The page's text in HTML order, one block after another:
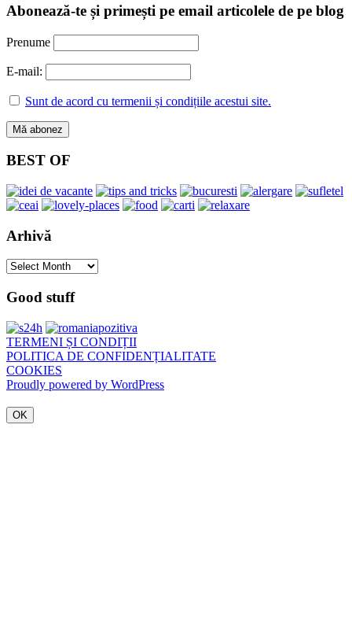
Abonează-te și primești pe email articolele de pe blog
Prenume
E-mail:
Sunt de acord cu termenii și condițiile acestui site.
BEST OF
Arhivă
Arhivă
Good stuff
TERMENI ȘI CONDIȚII
POLITICA DE CONFIDENȚIALITATE
COOKIES
Proudly powered by WordPress
OK